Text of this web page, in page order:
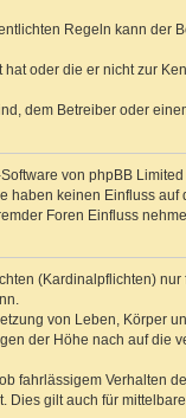
Regeln kann der
oder die er nicht zur
dem Betreiber oder
von phpBB Limited
haben keinen Einfluss auf
Foren Einfluss
(Kardinalpflichten)
von Leben, Körper
der Höhe nach auf die
fahrlässigem Verhalten
gilt auch für